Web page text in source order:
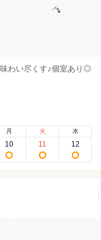
味わい尽くす♪個室あり◎
月
10
火
11
水
12